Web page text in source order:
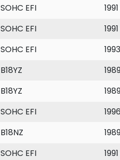
SOHC EFI
SOHC EFI
SOHC EFI
B18YZ
B18YZ
SOHC EFI
B18NZ
SOHC EFI